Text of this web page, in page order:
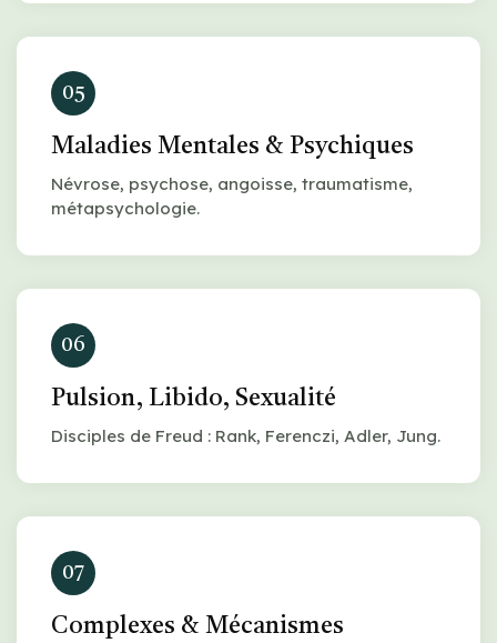
05
Maladies Mentales & Psychiques
Névrose, psychose, angoisse, traumatisme,
métapsychologie.
06
Pulsion, Libido, Sexualité
Disciples de Freud : Rank, Ferenczi, Adler, Jung.
07
Complexes & Mécanismes